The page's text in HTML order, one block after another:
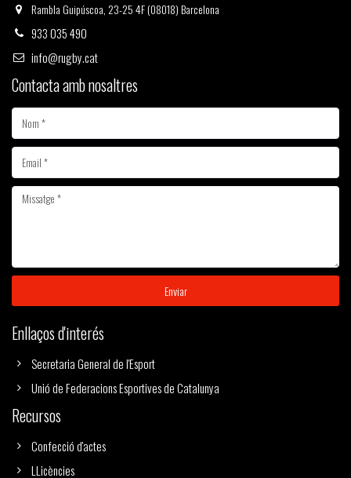
Rambla Guipúscoa, 23-25 4F (08018) Barcelona
933 035 490
info@rugby.cat
Contacta amb nosaltres
Enviar
Enllaços d'interés
Secretaria General de l'Esport
Unió de Federacions Esportives de Catalunya
Recursos
Confecció d'actes
LLicències